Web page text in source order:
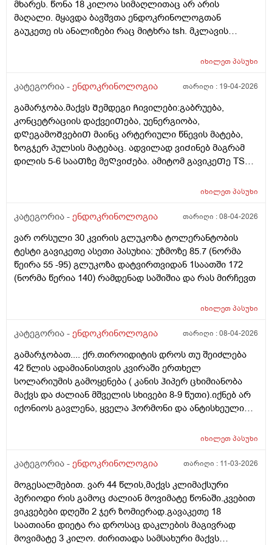
ganmavlobashi. Psiqiatris ambulatoriuli metvalyureoba,
Angiologis ambulatoriuli metvalyureoba. Psiqiatris
BETAMAKSI: 50mg, 1 Abi 2-jer, ESRIBELI: 50mg, 1 Abi
shexorcebac ratom undeba amden xans? Ra sheidzleba
gaketdes sascrapod, rom uketesad igrdznos tavi da diabetic
daregulirebuli rom qondes? DZALIAN GTXOVT
მხარეს. წონა 18 კილოა სიმაღლითაც არ არის
მაღალი. მყავდა ბავშვთა ენდოკრინოლოგთან
გაუკეთე ის ანალიზები რაც მიტხრა tsh. მკლავის
ანალიზები აღარც მახსოვს. შეამოწმა და ყველა
ეხლა არაფერი არ უნდაო. მაინტერესებს ახლა ხდება
მკერდზე გავაკეთებინე და ეს ჩვეულებრივი მოვლენაა
ყველაფერი კარგ მდგომარეობაში არისო.
დავმშვიდდე თუ სხვაგანაც მივიყვანო? ან ვის მირჩევთ
კარგ ბავშვთა ენდოკრინოლოგს? ეხლა კი გავიდე 6
თვე მაგრამ ისევ ისეთი მდგომარეობაა ანალიზები
იხილეთპასუხი
კატეგორია - ენდოკრინოლოგია თარიღი : 19-04-2026
გამარჯობა.მაქვს Შემდეგი Ჩივილები:გაბრუება,
კონცეტრაციის დაქვეიᲗება, უენერგიობა,
დᲦეგამოᲨვებიᲗ მაინც არტერიული წნევის მატება,
ზოგჯერ პულსის მატებაც. ადვილად ვიᲫინებ მაგრამ
დილის 5-6 სააᲗზე მეᲦვიᲫება. ამიტომ გავიკეᲗე TSH
მიᲦება და ეს Ჩივილები უკავᲨირდება Თუარა ამას? ან
იხილეთპასუხი
კატეგორია - ენდოკრინოლოგია თარიღი :08-04-2026
ვარ ორსული 30 კვირის გლუკოზა ტოლერანტობის
ტესტი გავიკეთე ასეთი პასუხია: უზმოზე 85.7 (ნორმა
წეირა 55 -95) გლუკოზა დატვირთვიდან 1საათში 172
(ნორმა წერია 140) რამდენად საშიშია და რას მირჩევთ
იხილეთპასუხი
კატეგორია - ენდოკრინოლოგია თარიღი :08-04-2026
გამარჯობათ.... ქრ.თიროიდიტის დროს თუ შეიძლება
42 წლის ადამიანისთვის კვირაში ერთხელ
სოლარიუმის გამოყენება ( კანის ჰიპერ ცხიმიანობა
მაქვს და ძალიან მშველის სხივები 8-9 წუთი).იქნებ არ
იქონიოს გავლენა, ყველა ჰორმონი და ანტისხეული
ჩიყვი იყო ,სამ თვიანმა მკურნალობამ კარგად იმუშავა(
მცენარეული დანამატებით და ფერმენტებით
შევბედე სოლარიუმზე საუბარი... ეს თვეებია არ
მისარგებლია,კანი საშინელ დღეში მაქვს,გამონაყრის
თვალსაზრისით,სამწუხაროდ დერმატოლოგებიც
ამოვწურე,უშედეგოდ...... მადლობა დიდი, (ფარისებრი
ჯირკვალი არასიმეტრიული, კონტურები მკვეტრი,
იხილეთპასუხი
კატეგორია - ენდოკრინოლოგია თარიღი : 11-03-2026
მოგესალმებით. ვარ 44 წლის,მაქვს კლიმაქსური
პერიოდი რის გამოც ძალიან მოვიმატე წონაში.კვებით
ვიკვებები დღეში 2 ჯერ ზომიერად.გავაკეთე 18
საათიანი დიეტა რა დროსაც დაკლების მაგივრად
მოვიმატე 3 კილო. ძირითადა სამსახური მაქვს